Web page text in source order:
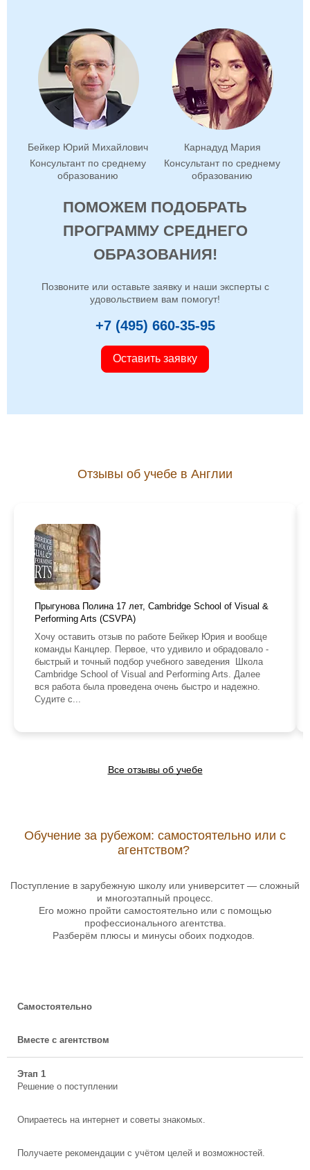
ПОМОЖЕМ ПОДОБРАТЬ
ПРОГРАММУ СРЕДНЕГО
ОБРАЗОВАНИЯ!
Позвоните или оставьте заявку и наши эксперты с
удовольствием вам помогут!
+7 (495) 660-35-95
Оставить заявку
Бейкер Юрий Михайлович
Консультант по среднему
образованию
Карнадуд Мария
Консультант по среднему
образованию
Отзывы об учебе в Англии
Прыгунова Полина 17 лет, Cambridge School of Visual &
Performing Arts (CSVPA)
Хочу оставить отзыв по работе Бейкер Юрия и вообще
команды Канцлер. Первое, что удивило и обрадовало -
быстрый и точный подбор учебного заведения Школа
Cambridge School of Visual and Performing Arts. Далее
вся работа была проведена очень быстро и надежно.
Судите с...
Все отзывы об учебе
Обучение за рубежом: самостоятельно или с
агентством?
Поступление в зарубежную школу или университет — сложный
и многоэтапный процесс.
Его можно пройти самостоятельно или с помощью
профессионального агентства.
Разберём плюсы и минусы обоих подходов.
Самостоятельно
Вместе с агентством
Этап 1
Решение о поступлении
Опираетесь на интернет и советы знакомых.
Получаете рекомендации с учётом целей и возможностей.